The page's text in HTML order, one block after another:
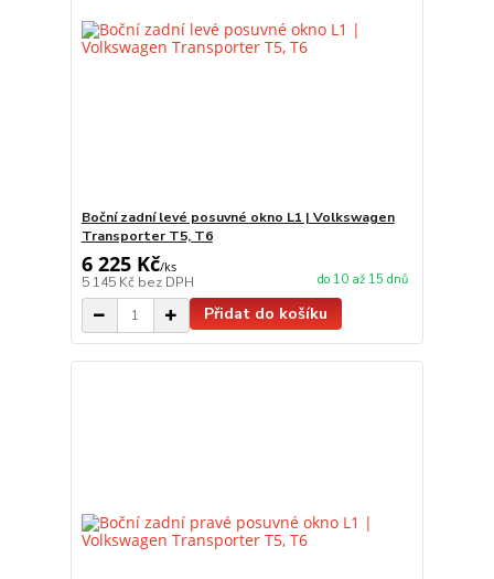
Boční zadní levé posuvné okno L1 | Volkswagen
Transporter T5, T6
6 225 Kč/ks
5 145 Kč bez DPH do 10 až 15 dnů
Přidat do košíku